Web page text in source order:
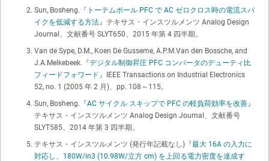
Sun, Bosheng.『 トーテムポール PFC で AC ゼロクロス時の電流スパ
イクを低減する方法 』テキサス・インスツルメンツ Analog Design
Journal、文献番号 SLYT650、2015 年第 4 四半期。
Van de Sype, D.M., Koen De Gusseme, A.P.M.Van den Bossche, and
J.A.Melkebeek.『デジタル制御昇圧 PFC コンバータのデューティ比
フィードフォワード』 IEEE Transactions on Industrial Electronics
52, no. 1 (2005 年 2 月)、pp. 108～115。
Sun, Bosheng.『AC サイクル スキップで PFC の軽負荷効率を改善 』
テキサス・インスツルメンツ Analog Design Journal、文献番号
SLYT585、2014 年第 3 四半期。
テキサス・インスツルメンツ (発行年記載なし)『最大 16A の入力に
対応し、180W/in3 (10.98W/立方 cm) を上回る電力密度を達成す